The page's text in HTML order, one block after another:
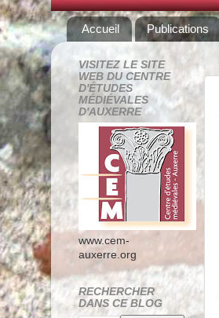
Accueil Publications
VISITEZ LE SITE
WEB DU CENTRE
D'ÉTUDES
MÉDIÉVALES
D'AUXERRE
www.cem-
auxerre.org
RECHERCHER
DANS CE BLOG